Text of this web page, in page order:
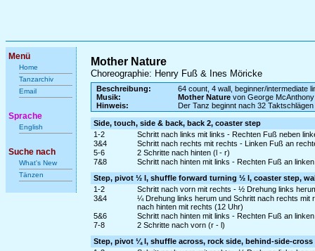
Menü
Home
Tanzarchiv
Email
Sprache
English
Suche nach
What's New
Tänzen
Mother Nature
Choreographie: Henry Fuß & Ines Möricke
Beschreibung:
64 count, 4 wall, beginner/intermediate
Musik:
Mother Naturevon George McAnthony
Hinweis:
Der Tanz beginnt nach 32
Side, touch, side & back, back 2, coaster step
1-2
Schritt nach links mit links - Rechten Fuß neben
3&4
Schritt nach rechts mit rechts - Linken Fuß an
5-6
2 Schritte nach hinten (l - r)
7&8
Schritt nach hinten mit links - Rechten Fuß an
Step, pivot ½ l, shuffle forward turning ½ l, coaster step,
1-2
Schritt nach vorn mit rechts - ½ Drehung links
3&4
¼ Drehung links herum und Schritt nach rechts
nach hinten mit rechts (12 Uhr)
5&6
Schritt nach hinten mit links - Rechten Fuß an
7-8
2 Schritte nach vorn (r - l)
Step, pivot ¼ l, shuffle across, rock side, behind-side-cross